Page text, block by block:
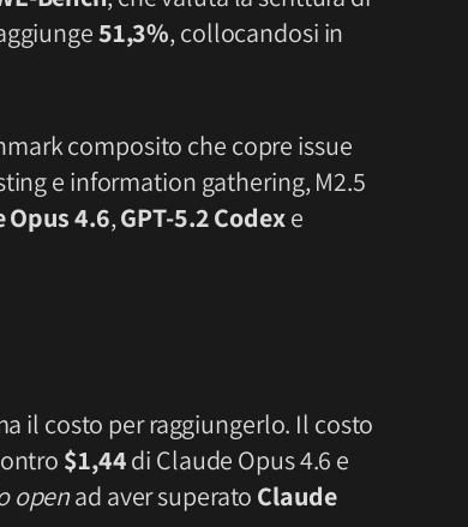
51,3%, collocandosi in
composito che copre issue
e information gathering, M2.5
Opus 4.6,GPT-5.2 Codexe
il costo per raggiungerlo. Il costo
$1,44di Claude Opus 4.6 e
openad aver superato Claude